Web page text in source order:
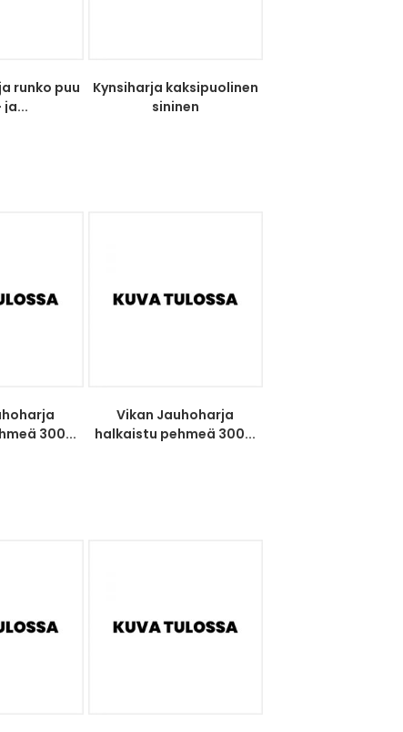
runko puu
Kynsiharja kaksipuolinen
sininen
300...
Vikan Jauhoharja
halkaistu pehmeä 300...